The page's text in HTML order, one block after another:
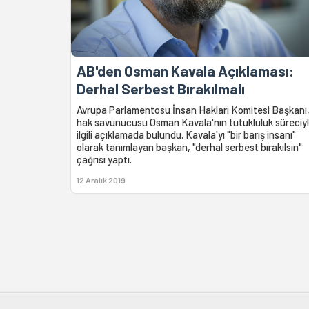
AB'den Osman Kavala Açıklaması:
Derhal Serbest Bırakılmalı
Avrupa Parlamentosu İnsan Hakları Komitesi Başkanı,
hak savunucusu Osman Kavala'nın tutukluluk
ilgili açıklamada bulundu. Kavala'yı "bir barış insanı"
olarak tanımlayan başkan, "derhal serbest bırakılsın"
çağrısı yaptı.
12 Aralık 2019